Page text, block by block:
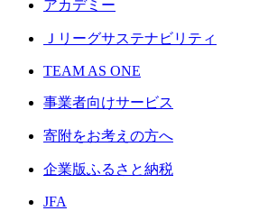
アカデミー
Ｊリーグサステナビリティ
TEAM AS ONE
事業者向けサービス
寄附をお考えの方へ
企業版ふるさと納税
JFA